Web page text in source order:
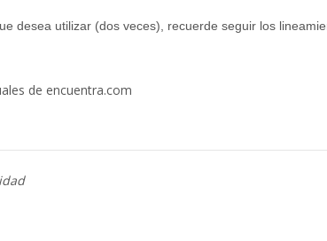
desea utilizar (dos veces), recuerde seguir los
de encuentra.com